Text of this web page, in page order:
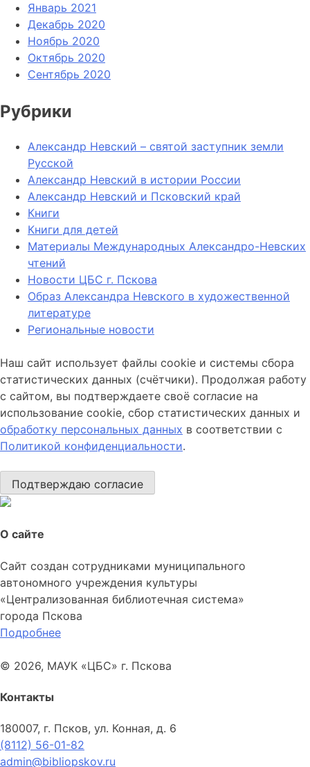
Январь 2021
Декабрь 2020
Ноябрь 2020
Октябрь 2020
Сентябрь 2020
Рубрики
Александр Невский – святой заступник земли
Русской
Александр Невский в истории России
Александр Невский и Псковский край
Книги
Книги для детей
Материалы Международных Александро-Невских
чтений
Новости ЦБС г. Пскова
Образ Александра Невского в художественной
литературе
Региональные новости
Наш сайт использует файлы cookie и системы сбора
статистических данных (счётчики). Продолжая работу
с сайтом, вы подтверждаете своё согласие на
использование cookie, сбор статистических данных и
обработку персональных данных в соответствии с
Политикой конфиденциальности.
Подтверждаю согласие
О сайте
Сайт создан сотрудниками муниципального
автономного учреждения культуры
«Централизованная библиотечная система»
города Пскова
Подробнее
© 2026, МАУК «ЦБС» г. Пскова
Контакты
180007, г. Псков, ул. Конная, д. 6
(8112) 56-01-82
admin@bibliopskov.ru